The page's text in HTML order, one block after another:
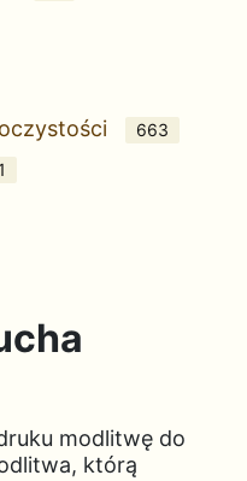
663
modlitwę do
którą